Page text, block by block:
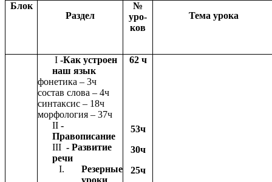
Блок
Раздел
№
уро-
ков
Тема урока
I -Как устроен
наш язык
фонетика – 3ч
состав слова – 4ч
синтаксис – 18ч
морфология – 37ч
II -
Правописание
III - Развитие
речи
Резерные
62 ч
53ч
30ч
25ч